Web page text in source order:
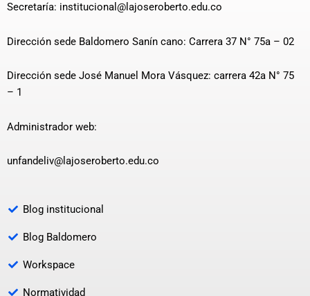
Secretaría: institucional@lajoseroberto.edu.co
Dirección sede Baldomero Sanín cano: Carrera 37 N° 75a – 02
Dirección sede José Manuel Mora Vásquez: carrera 42a N° 75
– 1
Administrador web:
unfandeliv@lajoseroberto.edu.co
Blog institucional
Blog Baldomero
Workspace
Normatividad